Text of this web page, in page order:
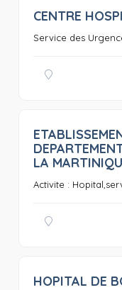
CENTRE
Service des
LA
Activite :
HOPITAL DE